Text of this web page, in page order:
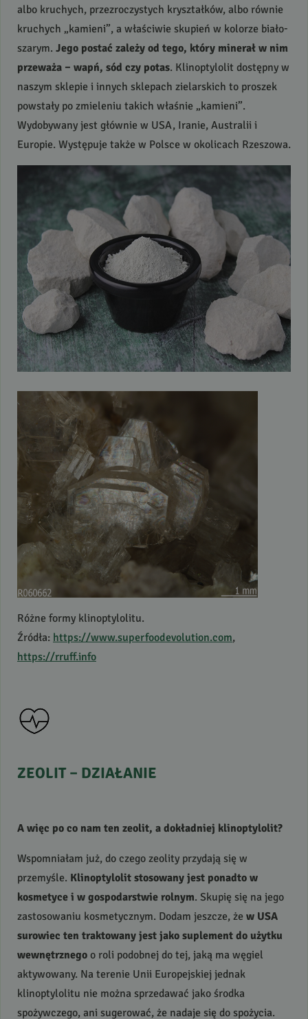
albo kruchych, przezroczystych kryształków, albo równie
kruchych „kamieni”, a właściwie skupień w kolorze biało-
szarym. Jego postać zależy od tego, który minerał w nim
przeważa – wapń, sód czy potas. Klinoptylolit dostępny w
naszym sklepie i innych sklepach zielarskich to proszek
powstały po zmieleniu takich właśnie „kamieni”.
Wydobywany jest głównie w USA, Iranie, Australii i
Europie. Występuje także w Polsce w okolicach Rzeszowa.
Różne formy klinoptylolitu.
Źródła: https://www.superfoodevolution.com,
https://rruff.info
ZEOLIT– DZIAŁANIE
A więc po co nam ten zeolit, a dokładniej klinoptylolit?
Wspomniałam już, do czego zeolity przydają się w
przemyśle. Klinoptylolit stosowany jest ponadto w
kosmetyce i w gospodarstwie rolnym. Skupię się na jego
zastosowaniu kosmetycznym. Dodam jeszcze, że w USA
surowiec ten traktowany jest jako suplement do użytku
wewnętrznego o roli podobnej do tej, jaką ma węgiel
aktywowany. Na terenie Unii Europejskiej jednak
klinoptylolitu nie można sprzedawać jako środka
spożywczego, ani sugerować, że nadaje się do spożycia.